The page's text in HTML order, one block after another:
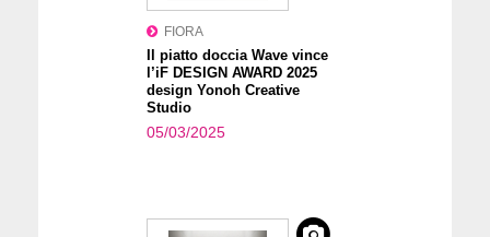
FIORA
Il piatto doccia Wave vince
l’iF DESIGN AWARD 2025
design Yonoh Creative
Studio
05/03/2025